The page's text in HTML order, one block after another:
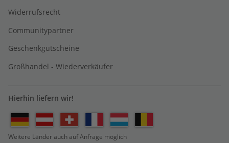
Widerrufsrecht
Communitypartner
Geschenkgutscheine
Großhandel - Wiederverkäufer
Hierhin liefern wir!
Weitere Länder auch auf Anfrage möglich